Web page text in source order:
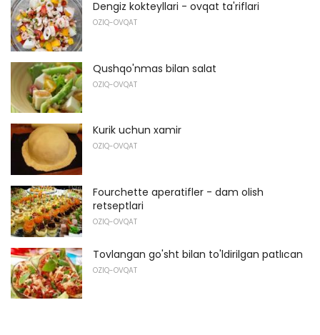
Dengiz kokteyllari - ovqat ta'riflari
OZIQ-OVQAT
Qushqo'nmas bilan salat
OZIQ-OVQAT
Kurik uchun xamir
OZIQ-OVQAT
Fourchette aperatifler - dam olish
retseptlari
OZIQ-OVQAT
Tovlangan go'sht bilan to'ldirilgan patlıcan
OZIQ-OVQAT